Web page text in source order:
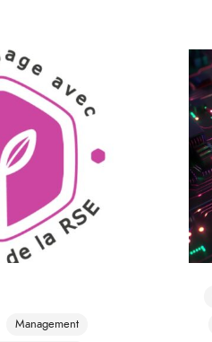
Management